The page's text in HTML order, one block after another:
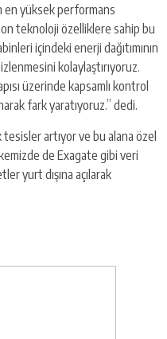
yüksek performans
teknoloji özelliklere sahip bu
içindeki enerji dağıtımının
kolaylaştırıyoruz.
üzerinde kapsamlı kontrol
fark yaratıyoruz.” dedi.
artıyor ve bu alana özel
de Exagate gibi veri
yurt dışına açılarak